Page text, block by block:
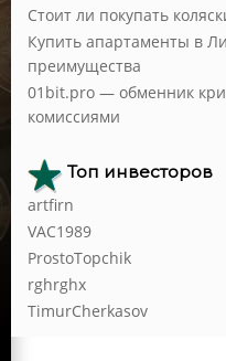
Стоит ли покупать
Купить апартаменты в
преимущества
01bit.pro — обменник
комиссиями
Топ инвесторов
artfirn
VAC1989
ProstoTopchik
rghrghx
TimurCherkasov